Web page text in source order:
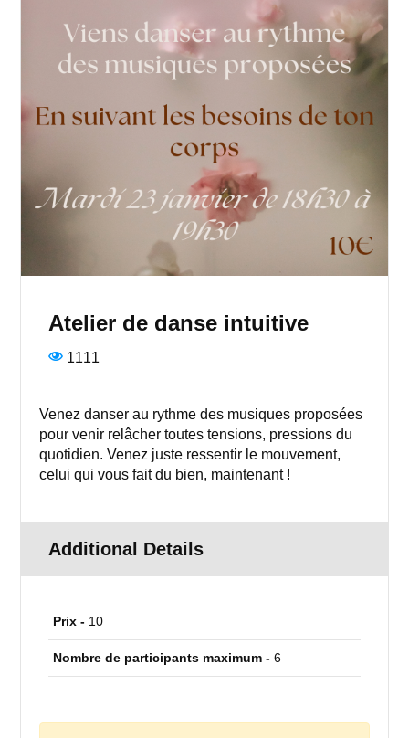
Atelier de danse intuitive
1111
Venez danser au rythme des musiques proposées
pour venir relâcher toutes tensions, pressions du
quotidien. Venez juste ressentir le mouvement,
celui qui vous fait du bien, maintenant !
Additional Details
Prix - 10
Nombre de participants maximum - 6